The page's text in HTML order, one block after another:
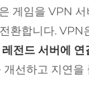
게임을 VPN
환합니다. VPN
전드 서버에 연
개선하고 지연을